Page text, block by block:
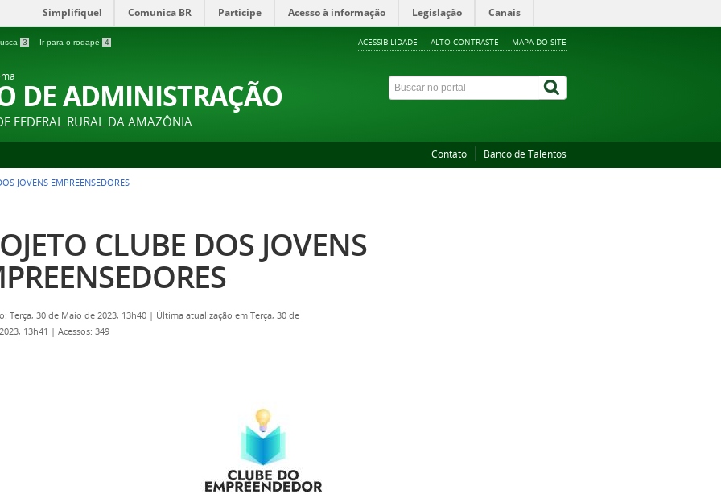
Simplifique! Comunica BR Participe Acesso à informação Legislação Canais
3 Ir para o rodapé 4 ACESSIBILIDADE ALTO CONTRASTE MAPA DO SITE
DE ADMINISTRAÇÃO
FEDERAL RURAL DA AMAZÔNIA
Contato Banco de Talentos
JOVENS EMPREENSEDORES
CLUBE DOS JOVENS
Terça, 30 de Maio de 2023, 13h40 | Última atualização em Terça, 30 de
13h41 | Acessos: 349